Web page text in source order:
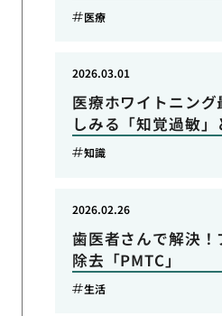
医療
医療ホワイトニン
しみる「知覚過敏
2026.03.01
知識
歯医者さんで解決
除去「PMTC」
2026.02.26
生活